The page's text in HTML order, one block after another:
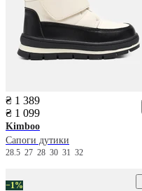
₴ 1 389
₴ 1 099
Kimboo
Сапоги дутики
28.5 27 28 30 31 32
−1%